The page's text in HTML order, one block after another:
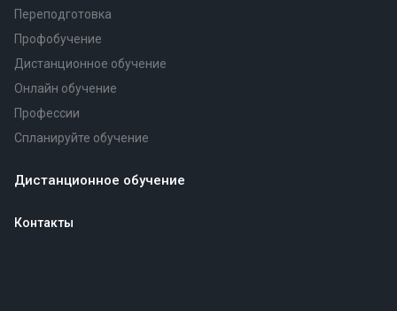
Переподготовка
Профобучение
Дистанционное обучение
Онлайн обучение
Профессии
Спланируйте обучение
Дистанционное обучение
Контакты